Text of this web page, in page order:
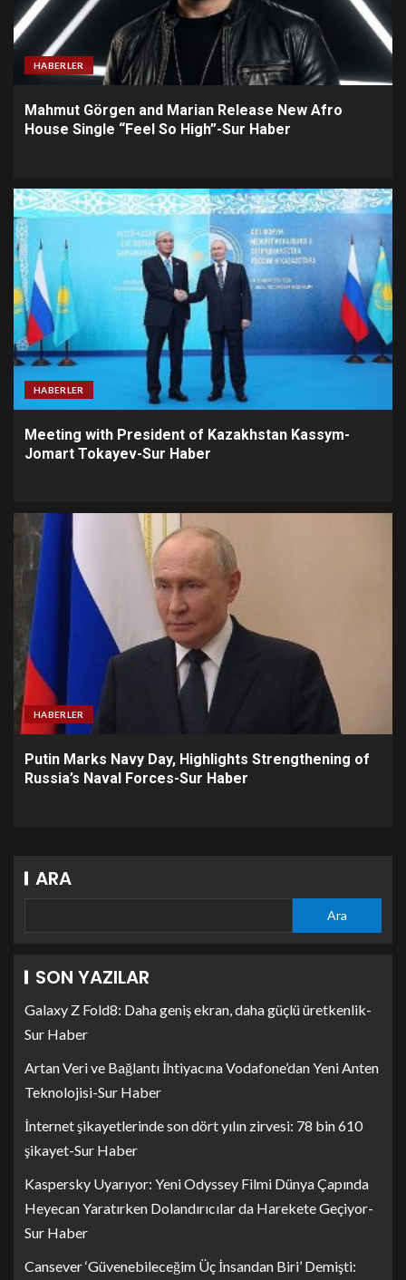
HABERLER
Mahmut Görgen and Marian Release New Afro
House Single “Feel So High”-Sur Haber
HABERLER
Meeting with President of Kazakhstan Kassym-
Jomart Tokayev-Sur Haber
HABERLER
Putin Marks Navy Day, Highlights Strengthening of
Russia’s Naval Forces-Sur Haber
ARA
Ara
SON YAZILAR
Galaxy Z Fold8: Daha geniş ekran, daha güçlü üretkenlik-
Sur Haber
Artan Veri ve Bağlantı İhtiyacına Vodafone’dan Yeni Anten
Teknolojisi-Sur Haber
İnternet şikayetlerinde son dört yılın zirvesi: 78 bin 610
şikayet-Sur Haber
Kaspersky Uyarıyor: Yeni Odyssey Filmi Dünya Çapında
Heyecan Yaratırken Dolandırıcılar da Harekete Geçiyor-
Sur Haber
Cansever ‘Güvenebileceğim Üç İnsandan Biri’ Demişti: